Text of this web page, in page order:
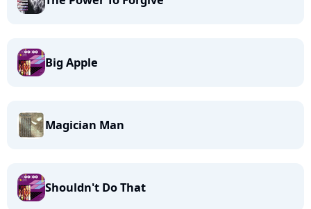
Big Apple
Magician Man
Shouldn't Do That